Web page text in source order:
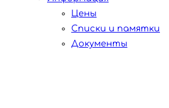
Цены
Списки и памятки
Документы